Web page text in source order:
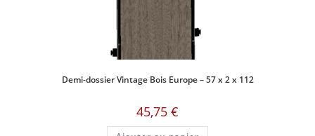
Demi-dossier Vintage Bois Europe – 57 x 2 x 112
45,75 €